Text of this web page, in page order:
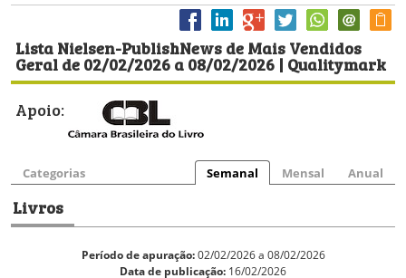
Lista Nielsen-PublishNews de Mais Vendidos
Geral de 02/02/2026 a 08/02/2026 | Qualitymark
Apoio:
Categorias Semanal Mensal Anual
Livros
Período de apuração:02/02/2026 a 08/02/2026
Data de publicação: 16/02/2026